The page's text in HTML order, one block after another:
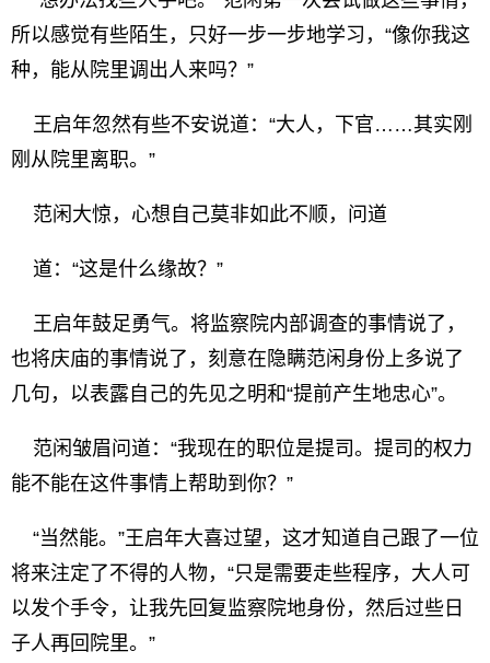
所以感觉有些陌生，只好一步一步地学习，“像你我这
种，能从院里调出人来吗？”
王启年忽然有些不安说道：“大人，下官……其实刚
刚从院里离职。”
范闲大惊，心想自己莫非如此不顺，问道
道：“这是什么缘故？”
王启年鼓足勇气。将监察院内部调查的事情说了，
也将庆庙的事情说了，刻意在隐瞒范闲身份上多说了
几句，以表露自己的先见之明和“提前产生地忠心”。
范闲皱眉问道：“我现在的职位是提司。提司的权力
能不能在这件事情上帮助到你？”
“当然能。”王启年大喜过望，这才知道自己跟了一位
将来注定了不得的人物，“只是需要走些程序，大人可
以发个手令，让我先回复监察院地身份，然后过些日
子人再回院里。”